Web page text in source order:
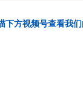
下方视频号查看我